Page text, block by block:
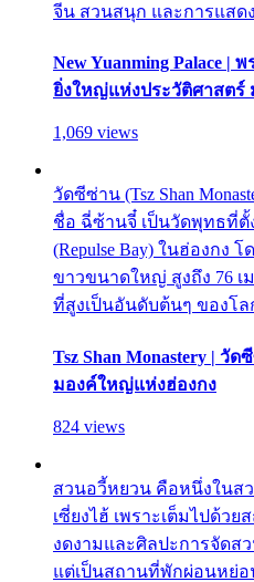
จีน สวนสนุก และการแสดง
New Yuanming Palace |
ยิ่งใหญ่แห่งประวัติศาสตร์
1,069 views
วัดซีซ่าน (Tsz Shan
ชื่อ ฉี่ซ้านจี๋ เป็นวัดพุทธที่ตั้
(Repulse Bay) ในฮ่องกง
ขาวขนาดใหญ่ สูงถึง 76 เ
ที่สูงเป็นอันดับต้นๆ ของโล
Tsz Shan Monastery | วั
มองค์ใหญ่แห่งฮ่องกง
824 views
สวนอวี้หยวน คือหนึ่งในส
เซี่ยงไฮ้ เพราะเต็มไปด้ว
งดงามและศิลปะการจัดส
แต่เป็นสถานที่พักผ่อนหย่อ